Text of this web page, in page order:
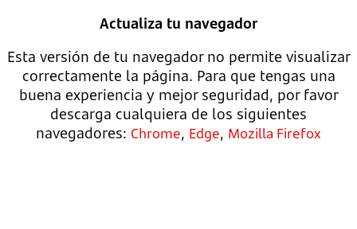
Actualiza tu navegador
Esta versión de tu navegador no permite visualizar
correctamente la página. Para que tengas una
buena experiencia y mejor seguridad, por favor
descarga cualquiera de los siguientes
navegadores: Chrome, Edge, Mozilla Firefox